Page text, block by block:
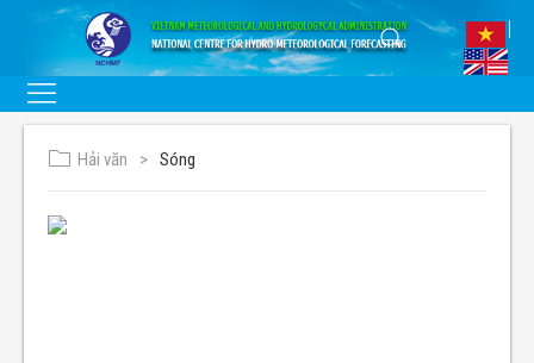
Hải văn Sóng